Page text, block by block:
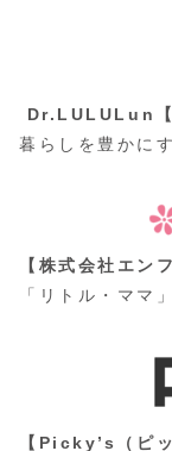
Dr.LULULun
暮らしを豊かに
【株式会社エン
「リトル・ママ
【Picky’s（ピ